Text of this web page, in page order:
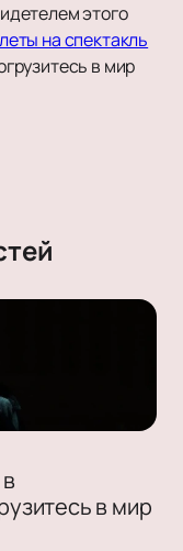
этого
на спектакль
в мир
в мир